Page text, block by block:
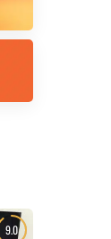
9.0